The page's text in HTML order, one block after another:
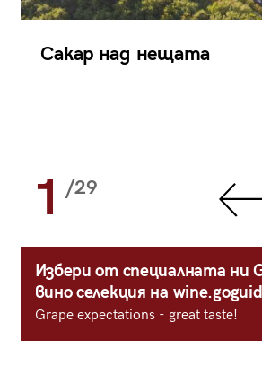
Сакар над нещата
1 /29
Избери от специалната ни
вино селекция на
Grape expectations - great taste!